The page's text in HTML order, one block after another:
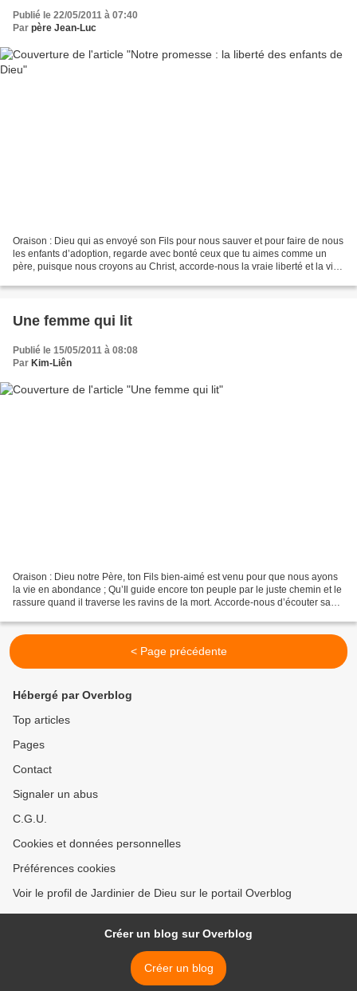
Publié le 22/05/2011 à 07:40
Par père Jean-Luc
Oraison : Dieu qui as envoyé son Fils pour nous sauver et pour faire de nous
les enfants d’adoption, regarde avec bonté ceux que tu aimes comme un
père, puisque nous croyons au Christ, accorde-nous la vraie liberté et la vie
Une femme qui lit
Publié le 15/05/2011 à 08:08
Par Kim-Liên
Oraison : Dieu notre Père, ton Fils bien-aimé est venu pour que nous ayons
la vie en abondance ; Qu’Il guide encore ton peuple par le juste chemin et le
rassure quand il traverse les ravins de la mort. Accorde-nous d’écouter sa
< Page précédente
Hébergé par Overblog
Top articles
Pages
Contact
Signaler un abus
C.G.U.
Cookies et données personnelles
Préférences cookies
Voir le profil de Jardinier de Dieu sur le portail Overblog
Créer un blog sur Overblog
Créer un blog